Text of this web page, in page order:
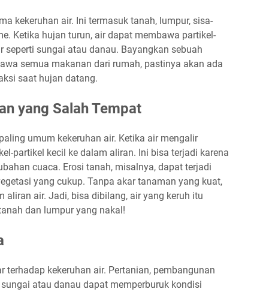
kekeruhan air. Ini termasuk tanah, lumpur, sisa-
Ketika hujan turun, air dapat membawa partikel-
sungai atau danau. Bayangkan sebuah
semua makanan dari rumah, pastinya akan ada
saat hujan datang.
yang Salah Tempat
umum kekeruhan air. Ketika air mengalir
partikel kecil ke dalam aliran. Ini bisa terjadi karena
cuaca. Erosi tanah, misalnya, dapat terjadi
yang cukup. Tanpa akar tanaman yang kuat,
air. Jadi, bisa dibilang, air yang keruh itu
dan lumpur yang nakal!
kekeruhan air. Pertanian, pembangunan
atau danau dapat memperburuk kondisi